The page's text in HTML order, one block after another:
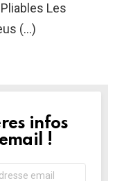
Les
(…)
infos
!